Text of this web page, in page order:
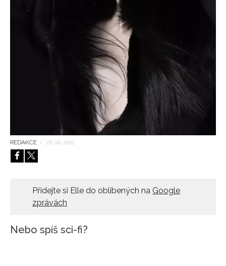
REDAKCE / 28. 09. 2011
Přidejte si Elle do oblíbených na Google
zprávách
Nebo spíš sci-fi?